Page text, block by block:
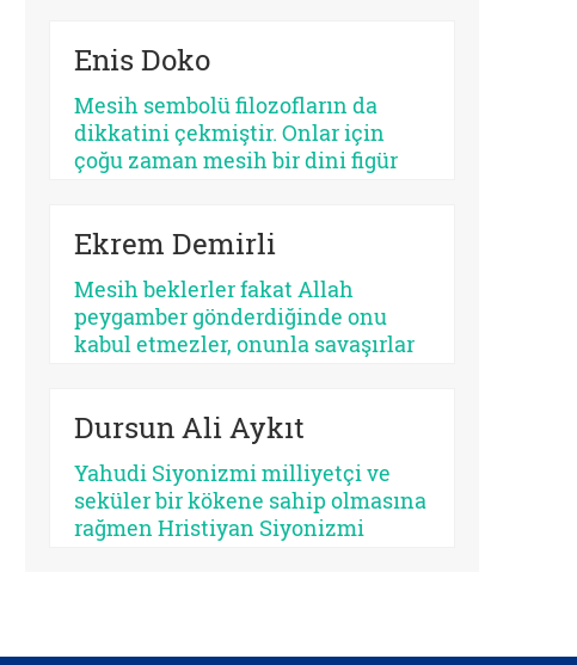
açıdan bakıldığında, her kurtarıcı
işlemez. Bazısı insanı
olgunlaştırır, bazısı sertleştirir.
Bazısı dayanıklılık üretir, bazısı
Enis Doko
Mesih sembolü filozofların da
dikkatini çekmiştir. Onlar için
çoğu zaman mesih bir dini figür
olarak düşünürken, kimileri onun
ideolojilerde yaşamaya devam
ettiğini savunur.
Ekrem Demirli
Mesih beklerler fakat Allah
peygamber gönderdiğinde onu
kabul etmezler, onunla savaşırlar
ayak sürürler. Günümüz için de
bunu düşünmek mümkündür:
Beklediklerini iddia ettikleri
kurtarıcı gelse onu da
tanımayacaklardır.
Dursun Ali Aykıt
Yahudi Siyonizmi milliyetçi ve
seküler bir kökene sahip olmasına
rağmen Hristiyan Siyonizmi